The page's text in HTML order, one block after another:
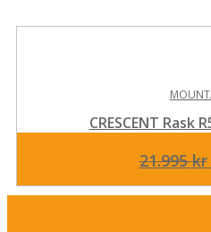
CRESCENT Rask
21.995kr